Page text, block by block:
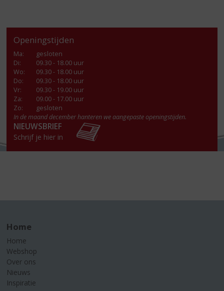
Openingstijden
Ma:
gesloten
Di:
09.30 - 18.00 uur
Wo:
09.30 - 18.00 uur
Do:
09.30 - 18.00 uur
Vr:
09.30 - 19.00 uur
Za:
09.00 - 17.00 uur
Zo:
gesloten
In de maand december hanteren we aangepaste openingstijden.
NIEUWSBRIEF
Schrijf je hier in
Home
Home
Webshop
Over ons
Nieuws
Inspiratie